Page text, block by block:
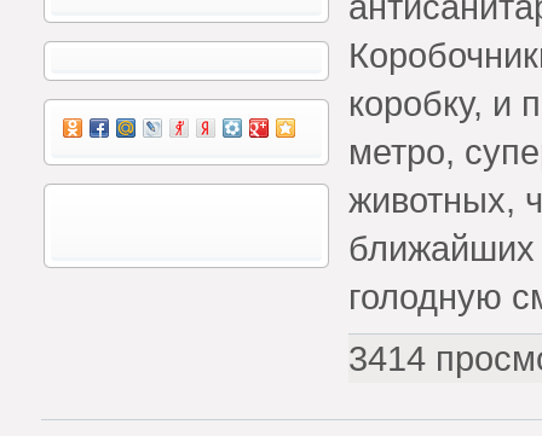
коробку, и
метро,
животных,
ближайших
голодную
3414